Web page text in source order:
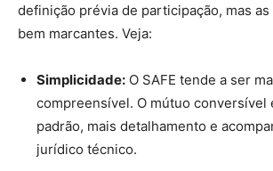
definição prévia de participação, mas
bem marcantes. Veja:
Simplicidade: O SAFE tende a ser
compreensível. O mútuo conversível
padrão, mais detalhamento e
jurídico técnico.